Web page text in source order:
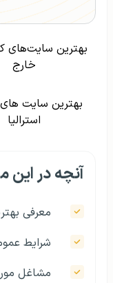
بهترین سایت‌های
خارج
بهترین سایت های
استرالیا
آنچه در این
معرفی
شرایط
مشاغل